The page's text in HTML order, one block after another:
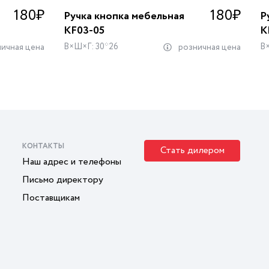
180₽
цена
Ручка кнопка мебельная
KF03-05
180₽
В×Ш×Г: 30*26 розничная цена
КОНТАКТЫ
Наш адрес и телефоны
Письмо директору
Поставщикам
Стать дилером